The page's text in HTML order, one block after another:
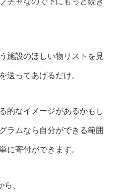
施設のほしい物リストを見
送ってあげるだけ。
的なイメージがあるかもし
ラムなら自分ができる範囲
に寄付ができます。
。